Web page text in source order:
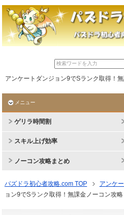
アンケートダンジョン9でSランク取得！
メニュー
ゲリラ時間割
スキル上げ効率
ノーコン攻略まとめ
パズドラ初心者攻略.com TOP アンケ
ョン9でSランク取得！無課金ノーコン攻略